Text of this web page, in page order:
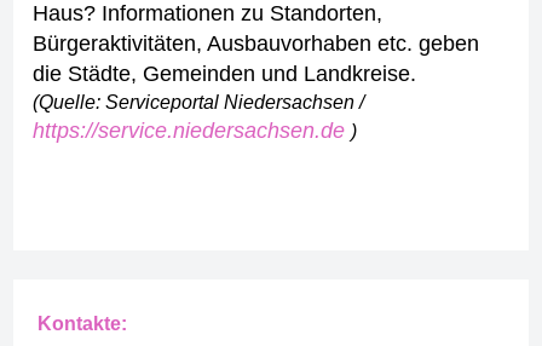
Haus? Informationen zu Standorten,
Bürgeraktivitäten, Ausbauvorhaben etc. geben
die Städte, Gemeinden und Landkreise.
(Quelle: Serviceportal Niedersachsen /
https://service.niedersachsen.de )
Kontakte: